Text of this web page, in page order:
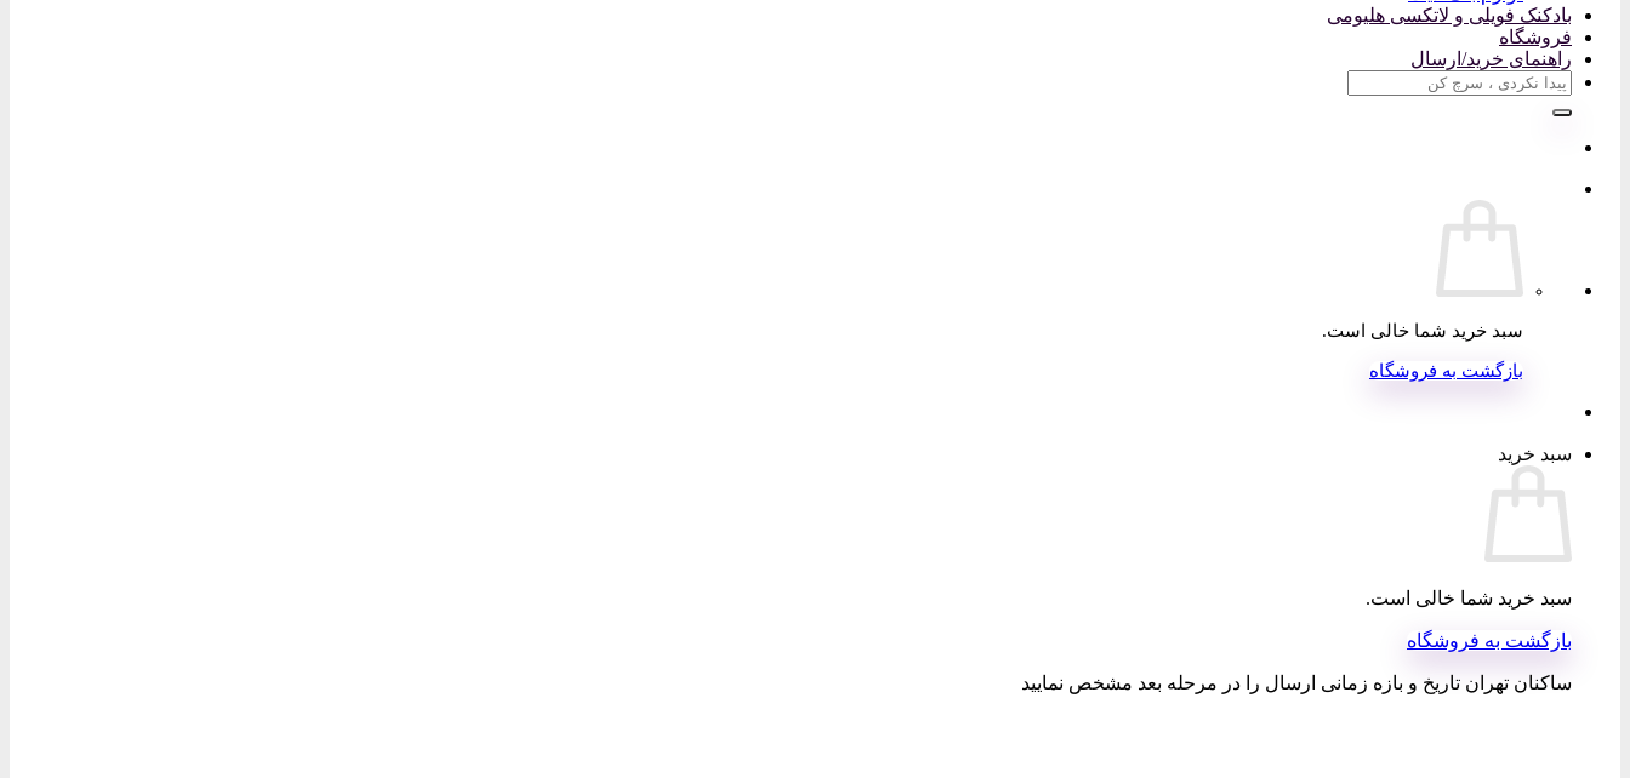
بادکنک فویلی و لاتکسی هلیومی
فروشگاه
راهنمای خرید/ارسال
جستجو
سبد خرید شما خالی است.
بازگشت به فروشگاه
سبد خرید
سبد خرید شما خالی است.
بازگشت به فروشگاه
ساکنان تهران تاریخ و بازه زمانی ارسال را در مرحله بعد مشخص نمایید